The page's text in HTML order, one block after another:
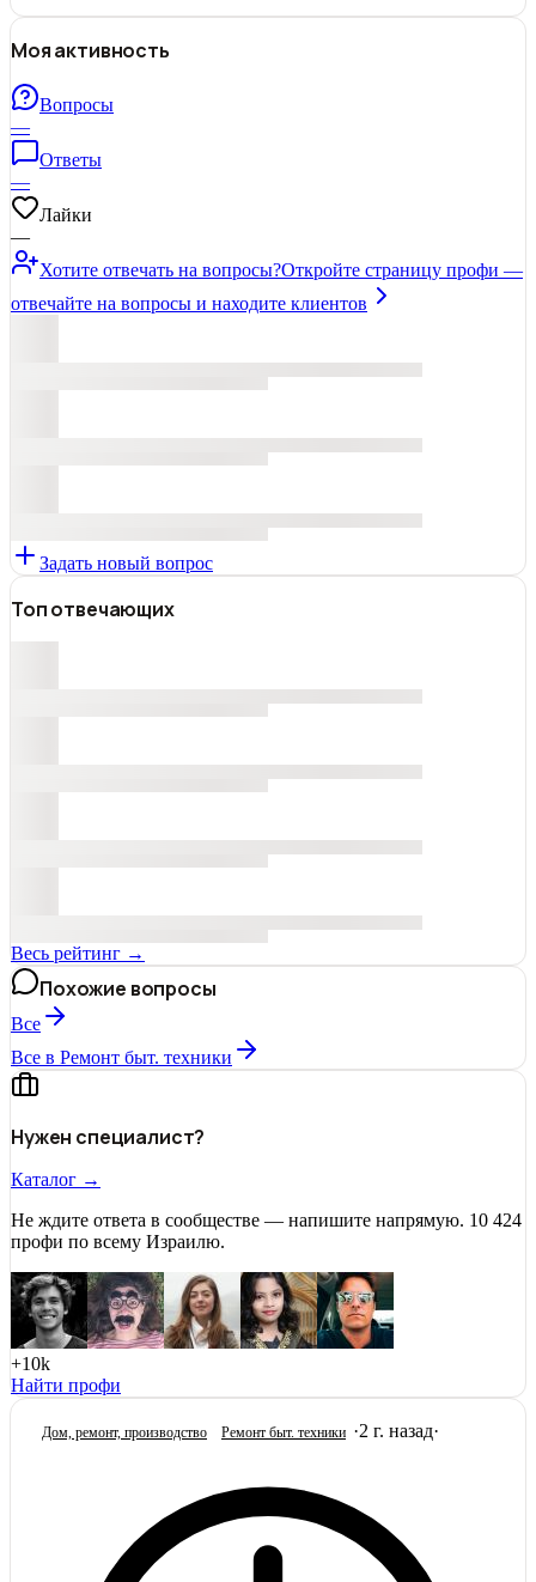
Моя активность
Вопросы
—
Ответы
—
Лайки
—
Хотите отвечать на вопросы?Откройте страницу профи —
отвечайте на вопросы и находите клиентов
Задать новый вопрос
Топ отвечающих
Весь рейтинг →
Похожие вопросы
Все
Все в Ремонт быт. техники
Нужен специалист?
Каталог →
Не ждите ответа в сообществе — напишите напрямую. 10 424
профи по всему Израилю.
+10k
Найти профи
Дом, ремонт, производство Ремонт быт. техники ·2 г. назад·